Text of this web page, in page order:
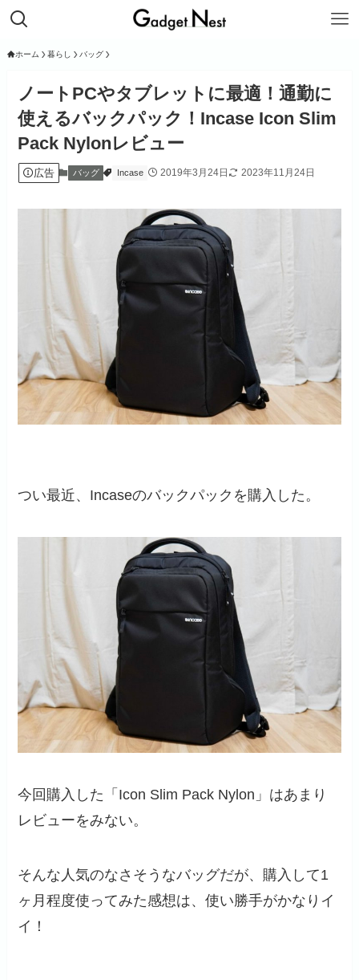
ホーム 暮らし バッグ
ノートPCやタブレットに最適！通勤に
使えるバックパック！Incase Icon Slim
Pack Nylonレビュー
広告 バッグ Incase 2019年3月24日 2023年11月24日
つい最近、 Incaseのバックパックを購入した。
今回購入した「Icon Slim Pack Nylon」はあまり
レビューをみない。
そんな人気のなさそうなバッグだが、購入して1
ヶ月程度使ってみた感想は、使い勝手がかなりイ
イ！